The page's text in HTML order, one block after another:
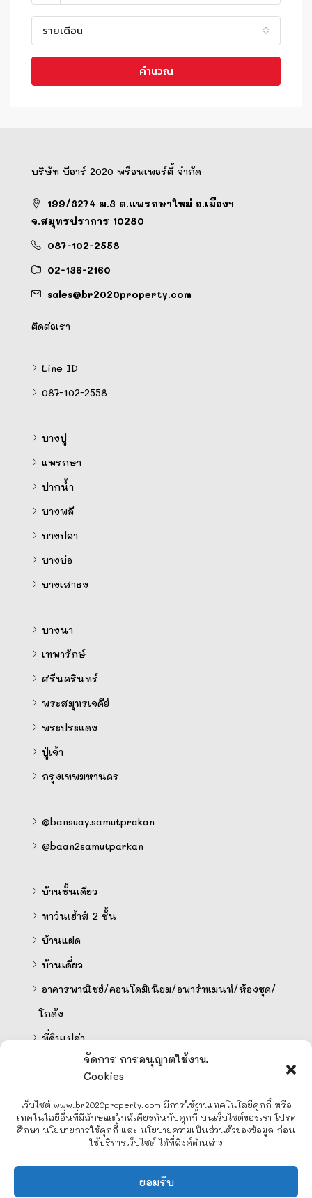
จัดการ การอนุญาตใช้งาน
Cookies
เว็บไซต์ www.br2020property.com มีการใช้งานเทคโนโลยีคุกกี้ หรือ
เทคโนโลยีอื่นที่มีลักษณะใกล้เคียงกันกับคุกกี้ บนเว็บไซต์ของเรา โปรด
ศึกษา นโยบายการใช้คุกกี้ และ นโยบายความเป็นส่วนตัวของข้อมูล ก่อน
ใช้บริการเว็บไซต์ ได้ที่ลิงค์ด้านล่าง
ยอมรับ
รายเดือน
คำนวณ
บริษัท บีอาร์ 2020 พร็อพเพอร์ตี้ จำกัด
199/3274 ม.3 ต.แพรกษาใหม่ อ.เมืองฯ
จ.สมุทรปราการ 10280
087-102-2558
02-136-2160
sales@br2020property.com
ติดต่อเรา
Line ID
087-102-2558
บางปู
แพรกษา
ปากน้ำ
บางพลี
บางปลา
บางบ่อ
บางเสาธง
บางนา
เทพารักษ์
ศรีนครินทร์
พระสมุทรเจดีย์
พระประแดง
ปู่เจ้า
กรุงเทพมหานคร
@bansuay.samutprakan
@baan2samutparkan
บ้านชั้นเดียว
ทาว์นเฮ้าส์ 2 ชั้น
บ้านแฝด
บ้านเดี่ยว
อาคารพาณิชย์/คอนโดมิเนียม/อพาร์ทเมนท์/ห้องชุด/
โกดัง
ที่ดินเปล่า
คำนวนสินเชื่อออนไลน์